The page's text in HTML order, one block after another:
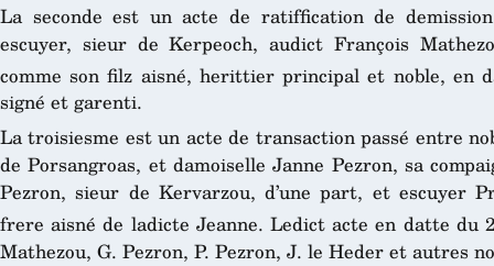
La seconde est un acte de ratiffication de
escuyer, sieur de Kerpeoch, audict François
comme son filz aisné, herittier principal et noble, en
signé et garenti.
La troisiesme est un acte de transaction passé entre
de Porsangroas, et damoiselle Janne Pezron, sa
Pezron, sieur de Kervarzou, d’une part, et escuyer
frere aisné de ladicte Jeanne. Ledict acte en datte du 2
Mathezou, G. Pezron, P. Pezron, J. le Heder et autres